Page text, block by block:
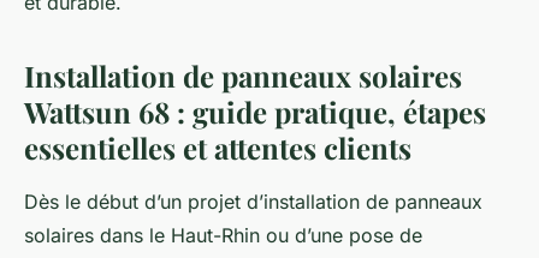
Installation de panneaux solaires
Wattsun 68 : guide pratique, étapes
essentielles et attentes clients
Dès le début d’un projet d’installation de panneaux
solaires dans le Haut-Rhin ou d’une pose de